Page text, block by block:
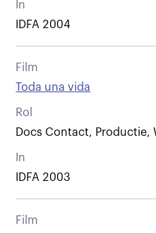
In
IDFA 2004
Film
Toda una vida
Rol
Docs Contact, Productie,
In
IDFA 2003
Film